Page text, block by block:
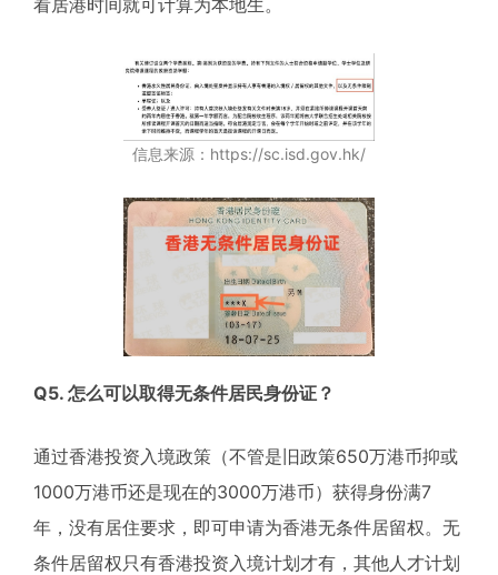
看居港时间就可计算为本地生。
信息来源：https://sc.isd.gov.hk/
Q5. 怎么可以取得无条件居民身份证？
通过香港投资入境政策（不管是旧政策650万港币抑或
1000万港币还是现在的3000万港币）获得身份满7
年，没有居住要求，即可申请为香港无条件居留权。无
条件居留权只有香港投资入境计划才有，其他人才计划